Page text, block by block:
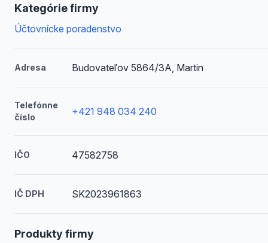
Kategórie firmy
Účtovnícke poradenstvo
Adresa Budovateľov 5864/3A, Martin
Telefónne
číslo
+421 948 034 240
IČO 47582758
IČ DPH SK2023961863
Produkty firmy